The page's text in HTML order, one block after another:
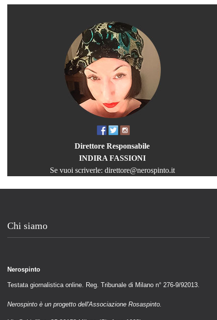
Direttore Responsabile
INDIRA FASSIONI
Se vuoi scriverle: direttore@nerospinto.it
Chi siamo
Nerospinto
Testata giornalistica online. Reg. Tribunale di Milano n° 276-9/92013.
Nerospinto è un progetto dell'Associazione Rosaspinto.